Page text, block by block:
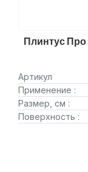
Плинтус
Артикул
Применение :
Размер, см :
Поверхность :